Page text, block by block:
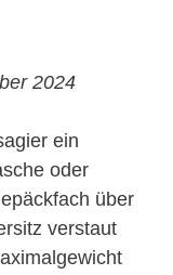
2024
ein
oder
über
verstaut